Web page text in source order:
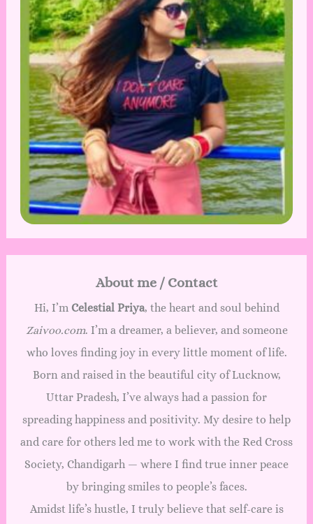
About me / Contact
Hi, I’m Celestial Priya, the heart and soul behind
Zaivoo.com. I’m a dreamer, a believer, and someone
who loves finding joy in every little moment of life.
Born and raised in the beautiful city of Lucknow,
Uttar Pradesh, I’ve always had a passion for
spreading happiness and positivity. My desire to help
and care for others led me to work with the Red Cross
Society, Chandigarh — where I find true inner peace
by bringing smiles to people’s faces.
Amidst life’s hustle, I truly believe that self-care is